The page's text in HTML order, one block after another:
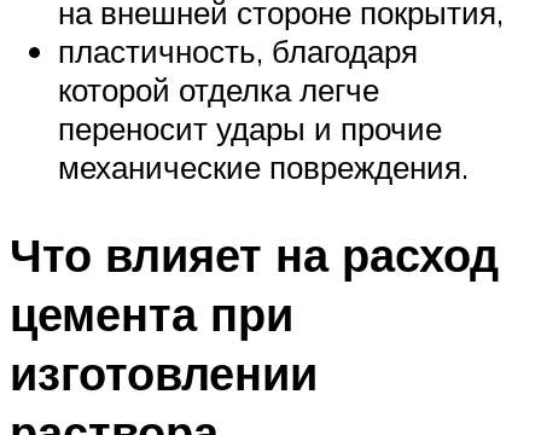
на внешней стороне покрытия,
пластичность, благодаря
которой отделка легче
переносит удары и прочие
механические повреждения.
Что влияет на расход
цемента при
изготовлении